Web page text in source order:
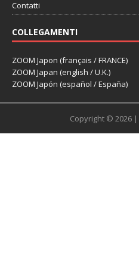
Contatti
COLLEGAMENTI
ZOOM Japon (français / FRANCE)
ZOOM Japan (english / U.K.)
ZOOM Japón (español / España)
Copyright © 2026 |